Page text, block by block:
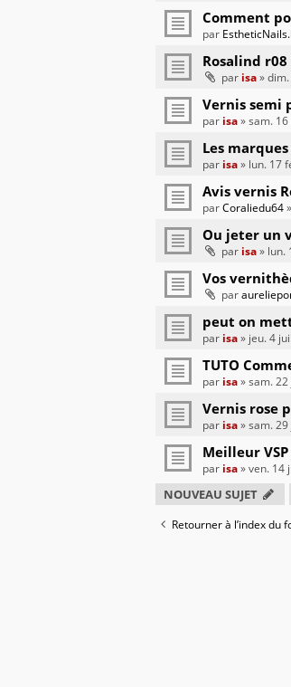
Comment
par
Rosalind
par isa»
Vernis semi
par isa» sam.
Les
par isa» lun. 17
Avis vernis
parCoraliedu64
Ou jeter un
par isa» lun.
Vos
par
peut on
par isa» jeu. 4
TUTO
par isa» sam.
Vernis rose
par isa» sam.
Meilleur
par isa» ven. 14
NOUVEAU SUJET
Retourner à l’index du